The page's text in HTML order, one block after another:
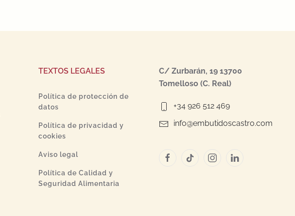
TEXTOS LEGALES
Política de protección de
datos
Política de privacidad y
cookies
Aviso legal
Política de Calidad y
Seguridad Alimentaria
C/ Zurbarán, 19 13700
Tomelloso (C. Real)
+34 926 512 469
info@embutidoscastro.com